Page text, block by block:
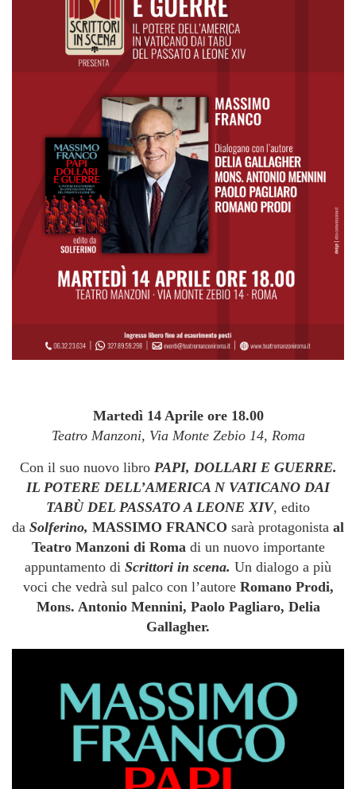
Martedì 14 Aprile ore 18.00
Teatro Manzoni, Via Monte Zebio 14, Roma
Con il suo nuovo libro PAPI, DOLLARI E GUERRE.
IL POTERE DELL’AMERICA N VATICANO DAI
TABÙ DEL PASSATO A LEONE XIV, edito
da Solferino, MASSIMO FRANCO sarà protagonista al
Teatro Manzoni di Roma di un nuovo importante
appuntamento di Scrittori in scena. Un dialogo a più
voci che vedrà sul palco con l’autore Romano Prodi,
Mons. Antonio Mennini, Paolo Pagliaro, Delia
Gallagher.